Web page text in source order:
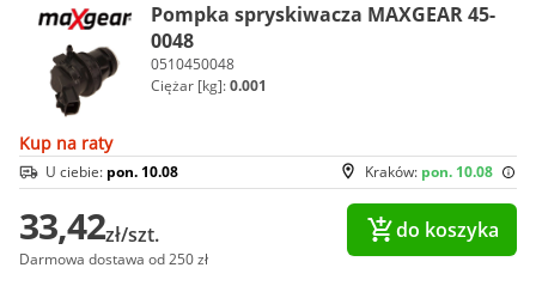
Pompka spryskiwacza MAXGEAR 45-
0048
0510450048
Ciężar [kg]:0.001
Kup na raty
Kraków: pon. 10.08
U ciebie: pon. 10.08
33,42zł/szt.
Darmowa dostawa od 250 zł
do koszyka